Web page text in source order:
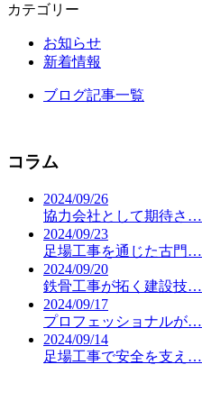
カテゴリー
お知らせ
新着情報
ブログ記事一覧
コラム
2024/09/26
協力会社として期待さ…
2024/09/23
足場工事を通じた古門…
2024/09/20
鉄骨工事が拓く建設技…
2024/09/17
プロフェッショナルが…
2024/09/14
足場工事で安全を支え…